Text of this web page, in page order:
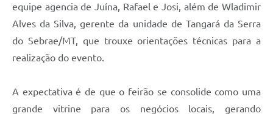
equipe agencia de Juína, Rafael e Josi, além de Wladimir
Alves da Silva, gerente da unidade de Tangará da Serra
do Sebrae/MT, que trouxe orientações técnicas para a
realização do evento.
A expectativa é de que o feirão se consolide como uma
grande vitrine para os negócios locais, gerando